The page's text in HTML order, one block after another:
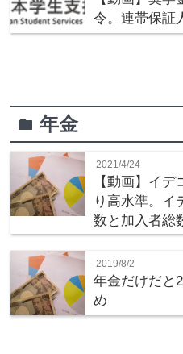
令。連帯保証
folder年金
2021/4/24
【動画】イ
り高水準。イ
数と加入者総
2019/8/2
年金だけだと
め